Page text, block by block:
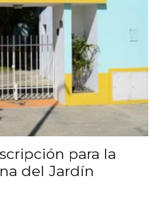
para la
del Jardín